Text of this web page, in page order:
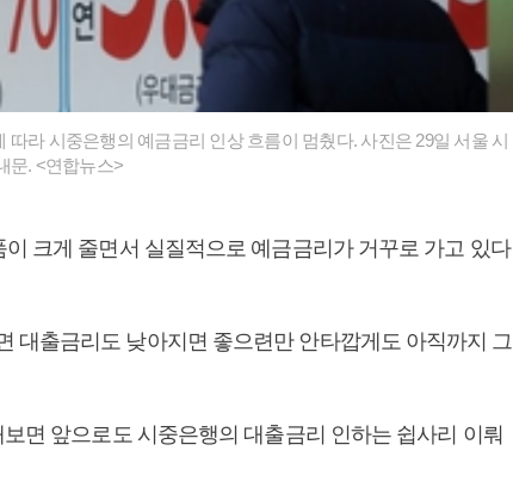
라 시중은행의 예금금리 인상 흐름이 멈췄다. 사진은 29일 서울 시
문. <연합뉴스>
크게 줄면서 실질적으로 예금금리가 거꾸로 가고 있다
대출금리도 낮아지면 좋으련만 안타깝게도 아직까지 그
면 앞으로도 시중은행의 대출금리 인하는 쉽사리 이뤄